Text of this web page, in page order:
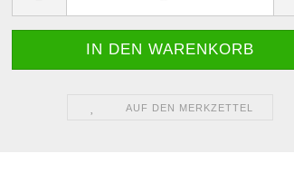
AUF DEN MERKZETTEL